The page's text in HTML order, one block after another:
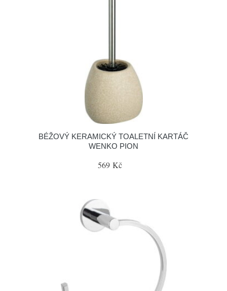
BÉŽOVÝ KERAMICKÝ TOALETNÍ KARTÁČ
WENKO PION
569 Kč